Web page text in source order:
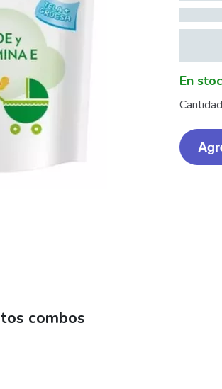
En
combos